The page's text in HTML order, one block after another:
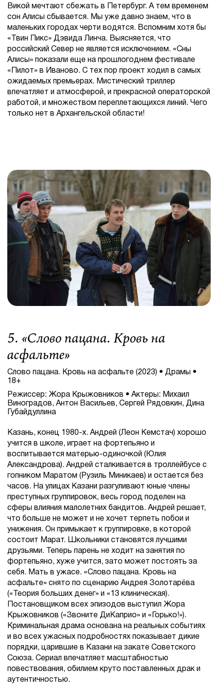
Викой мечтают сбежать в Петербург. А тем временем
сон Алисы сбывается. Мы уже давно знаем, что в
маленьких городах черти водятся. Вспомним хотя бы
«Твин Пикс» Дэвида Линча. Выясняется, что
российский Север не является исключением. «Сны
Алисы» показали еще на прошлогоднем фестивале
«Пилот» в Иваново. С тех пор проект ходил в самых
ожидаемых премьерах. Мистический триллер
впечатляет и атмосферой, и прекрасной операторской
работой, и множеством переплетающихся линий. Чего
только нет в Архангельской области!
5. «Слово пацана. Кровь на
асфальте»
Слово пацана. Кровь на асфальте (2023) • Драмы •
18+
Режиссер: Жора Крыжовников • Актеры: Михаил
Виноградов, Антон Васильев, Сергей Рядовкин, Дина
Губайдуллина
Казань, конец 1980-х. Андрей (Леон Кемстач) хорошо
учится в школе, играет на фортепьяно и
воспитывается матерью-одиночкой (Юлия
Александрова). Андрей сталкивается в троллейбусе с
гопником Маратом (Рузиль Миникаев) и остается без
часов. На улицах Казани разгуливают юные члены
преступных группировок, весь город поделен на
сферы влияния малолетних бандитов. Андрей решает,
что больше не может и не хочет терпеть побои и
унижения. Он примыкает к группировке, в которой
состоит Марат. Школьники становятся лучшими
друзьями. Теперь парень не ходит на занятия по
фортепьяно, хуже учится, зато может постоять за
себя. Мать в ужасе. «Слово пацана. Кровь на
асфальте» снято по сценарию Андрея Золотарёва
(«Теория больших денег» и «13 клиническая).
Постановщиком всех эпизодов выступил Жора
Крыжовников («Звоните ДиКаприо» и «Горько!»).
Криминальная драма основана на реальных событиях
и во всех ужасных подробностях показывает дикие
порядки, царившие в Казани на закате Советского
Союза. Сериал впечатляет масштабностью
повествования, обилием круто поставленных драк и
аутентичностью.